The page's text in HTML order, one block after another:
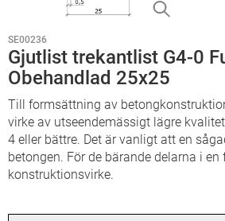
SE00236
Gjutlist trekantlist G4-0
Obehandlad 25x25
Till formsättning av
virke av utseendemässigt lägre
4 eller bättre. Det är vanligt att en
betongen. För de bärande delarna i
konstruktionsvirke.